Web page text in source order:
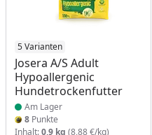
5 Varianten
Josera A/S Adult
Hypoallergenic
Hundetrockenfutter
Produkt am Lager
Am Lager
8 Punkte
Inhalt:0,9 kg (8,88 €/kg)